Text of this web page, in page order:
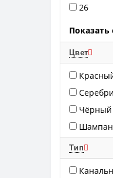
26
Показать
Цвет
Чёрный
Тип